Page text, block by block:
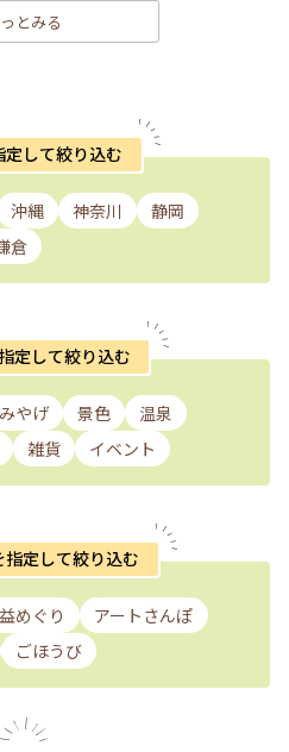
とみる
定して絞り込む
沖縄 神奈川
静岡
倉
定して絞り込む
やげ 景色
温泉
雑貨 イベント
指定して絞り込む
めぐり
アートさんぽ
ごほうび